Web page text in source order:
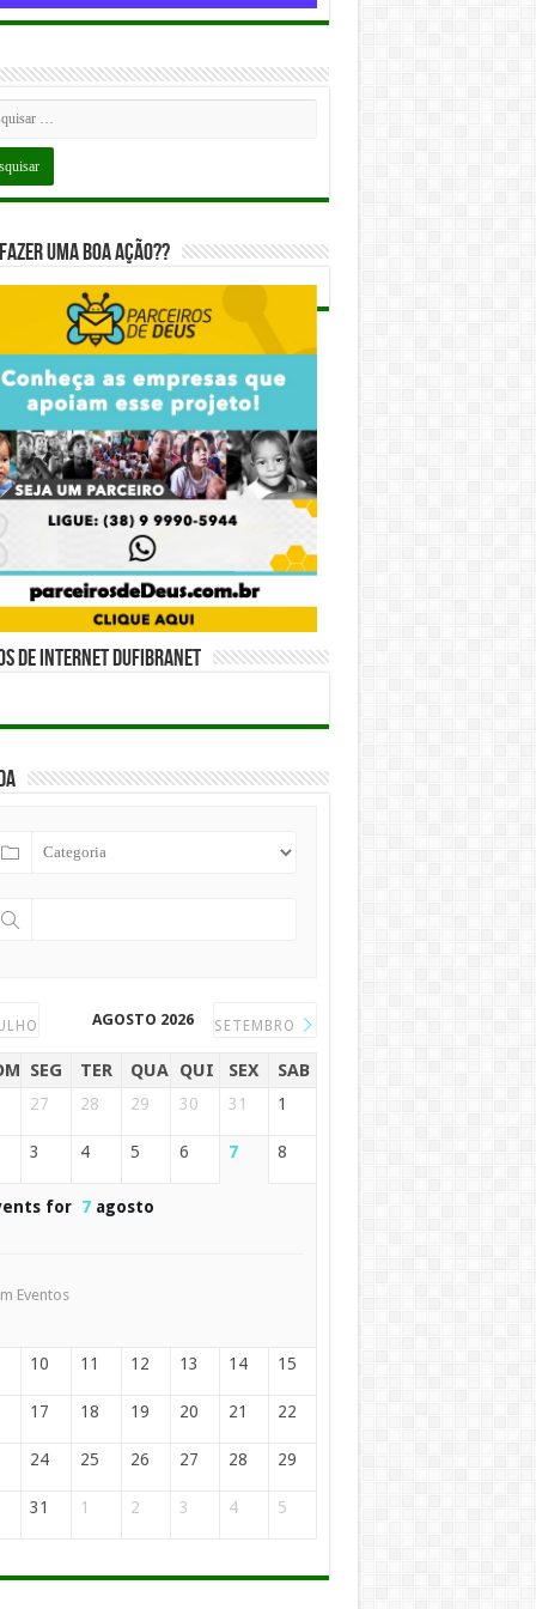
uma boa ação??
de internet DUFIBRANET
AGOSTO 2026 SETEMBRO
SEG TER QUA QUI SEX SAB
27 28 29 30 31 1
3 4 5 6 7 8
for 7agosto
Eventos
10 11 12 13 14 15
17 18 19 20 21 22
24 25 26 27 28 29
31 1 2 3 4 5